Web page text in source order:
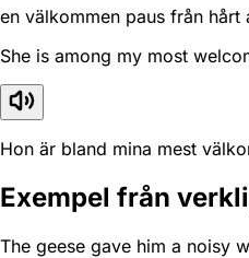
en välkommen paus från hårt
She is among my most
Hon är bland mina mest
Exempel från
The geese gave him a noisy